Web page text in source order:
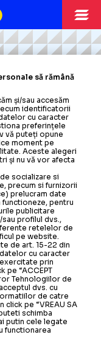
16.06.2025
venită de
acasă”
11.06.2025
a
+ Prim „11”
28.05.2025
transfera
realizări”
06.02.2025
la Poli
de
purta
18.01.2025
semnat cu
până în
să rămână
și/sau accesăm
identificatorii
cu caracter
preferințele
vă puteți opune
moment pe
Aceste alegeri
și nu vă vor afecta
socializare si
precum si furnizorii
prelucram date
pentru
publicitare
profilul dvs.,
retelelor de
pe website.
de art. 15-22 din
cu caracter
prin
pe “ACCEPT
Tehnologiilor de
dvs. cu
de catre
click pe “VREAU SA
puteti schimba
putin cele legate
functionarea